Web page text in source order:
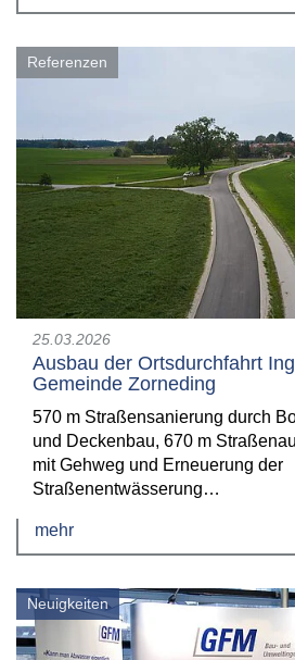
Referenzen
25.03.2026
Ausbau der Ortsdurchfahrt
Gemeinde Zorneding
570 m Straßensanierung durch
und Deckenbau, 670 m
mit Gehweg und Erneuerung der
Straßenentwässerung…
mehr
Neuigkeiten